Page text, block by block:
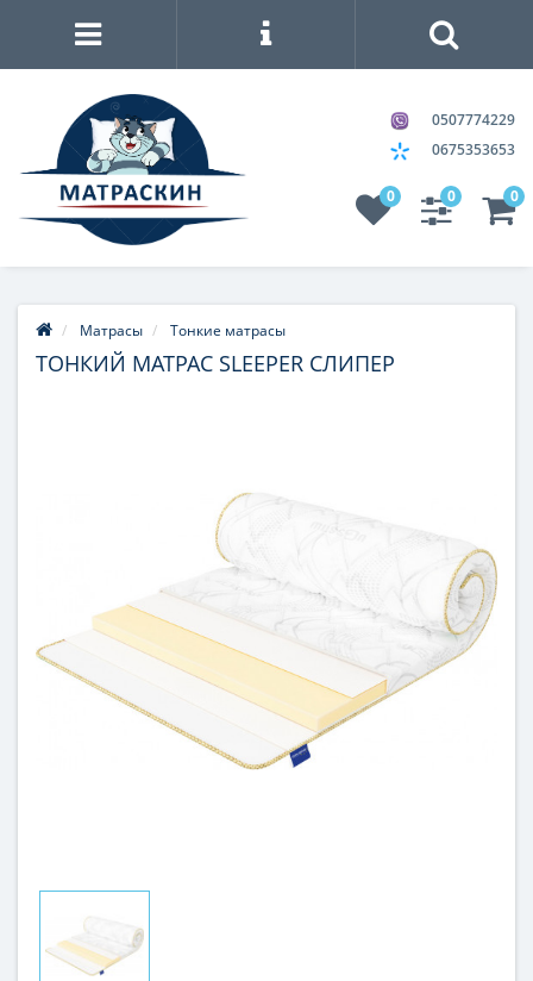
0507774229
0675353653
0 0 0
Матрасы Тонкие матрасы
ТОНКИЙ МАТРАС SLEEPER СЛИПЕР